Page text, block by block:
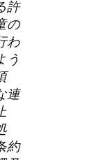
許
の
わ
う
連
約